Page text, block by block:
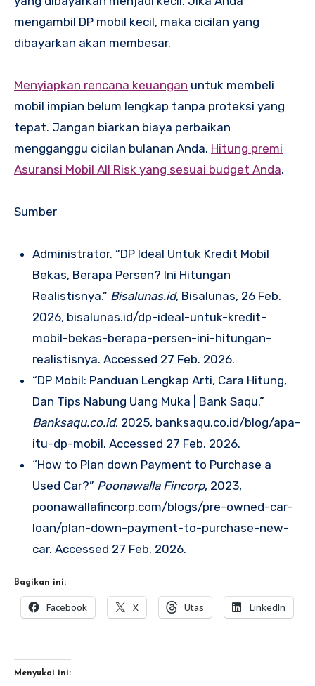
mengambil DP mobil kecil, maka cicilan yang
dibayarkan akan membesar.
Menyiapkan rencana keuangan untuk membeli
mobil impian belum lengkap tanpa proteksi yang
tepat. Jangan biarkan biaya perbaikan
mengganggu cicilan bulanan Anda. Hitung premi
Asuransi Mobil All Risk yang sesuai budget Anda.
Sumber
Administrator. “DP Ideal Untuk Kredit Mobil
Bekas, Berapa Persen? Ini Hitungan
Realistisnya.” Bisalunas.id, Bisalunas, 26 Feb.
2026, bisalunas.id/dp-ideal-untuk-kredit-
mobil-bekas-berapa-persen-ini-hitungan-
realistisnya. Accessed 27 Feb. 2026.
“DP Mobil: Panduan Lengkap Arti, Cara Hitung,
Dan Tips Nabung Uang Muka | Bank Saqu.”
Banksaqu.co.id, 2025, banksaqu.co.id/blog/apa-
itu-dp-mobil. Accessed 27 Feb. 2026.
“How to Plan down Payment to Purchase a
Used Car?” Poonawalla Fincorp, 2023,
poonawallafincorp.com/blogs/pre-owned-car-
loan/plan-down-payment-to-purchase-new-
car. Accessed 27 Feb. 2026.
Bagikan ini:
Facebook X Utas LinkedIn
Menyukai ini: